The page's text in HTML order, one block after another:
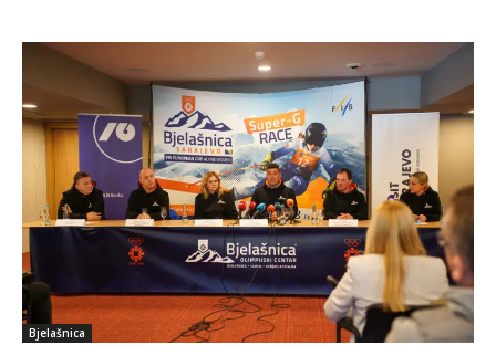
Bjelašnica